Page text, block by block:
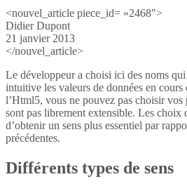
<nouvel_article piece_id= »2468″>
Didier Dupont
21 janvier 2013
</nouvel_article>
Le développeur a choisi ici des noms
intuitive les valeurs de données en
l’Html5, vous ne pouvez pas choisir vos
sont pas librement extensible. Les choix
d’obtenir un sens plus essentiel par
précédentes.
Différents types de sens